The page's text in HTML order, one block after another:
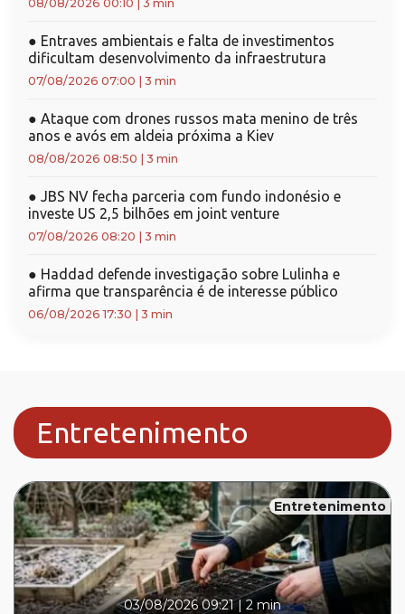
08/08/2026 00:10 3 min
● Entraves ambientais e falta de investimentos
dificultam desenvolvimento da infraestrutura
07/08/2026 07:00 3 min
● Ataque com drones russos mata menino de três
anos e avós em aldeia próxima a Kiev
08/08/2026 08:50 3 min
● JBS NV fecha parceria com fundo indonésio e
investe US 2,5 bilhões em joint venture
07/08/2026 08:20 3 min
● Haddad defende investigação sobre Lulinha e
afirma que transparência é de interesse público
06/08/2026 17:30 3 min
Entretenimento
Entretenimento
03/08/2026 09:21|2 min